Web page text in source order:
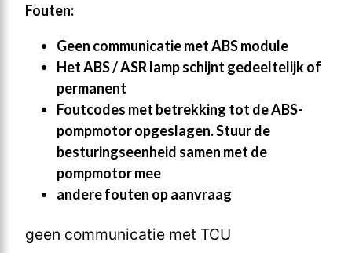
Fouten:
Geen communicatie met ABS module
Het ABS / ASR lamp schijnt gedeeltelijk of
permanent
Foutcodes met betrekking tot de ABS-
pompmotor opgeslagen. Stuur de
besturingseenheid samen met de
pompmotor mee
andere fouten op aanvraag
geen communicatie met TCU